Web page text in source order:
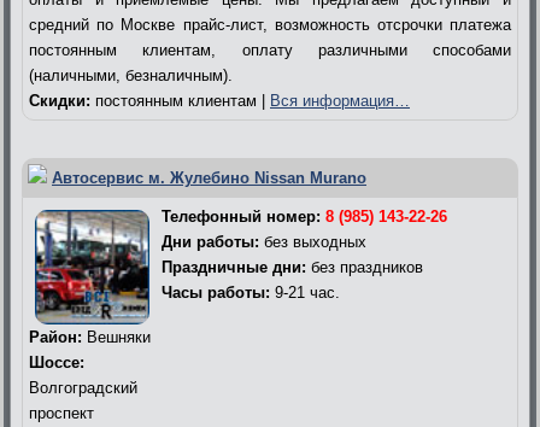
средний по Москве прайс-лист, возможность отсрочки платежа
постоянным клиентам, оплату различными способами
(наличными, безналичным).
Скидки: постоянным клиентам | Вся информация…
Автосервис м. Жулебино Nissan Murano
Телефонный номер: 8 (985) 143-22-26
Дни работы: без выходных
Праздничные дни: без праздников
Часы работы: 9-21 час.
Район: Вешняки
Шоссе:
Волгоградский
проспект